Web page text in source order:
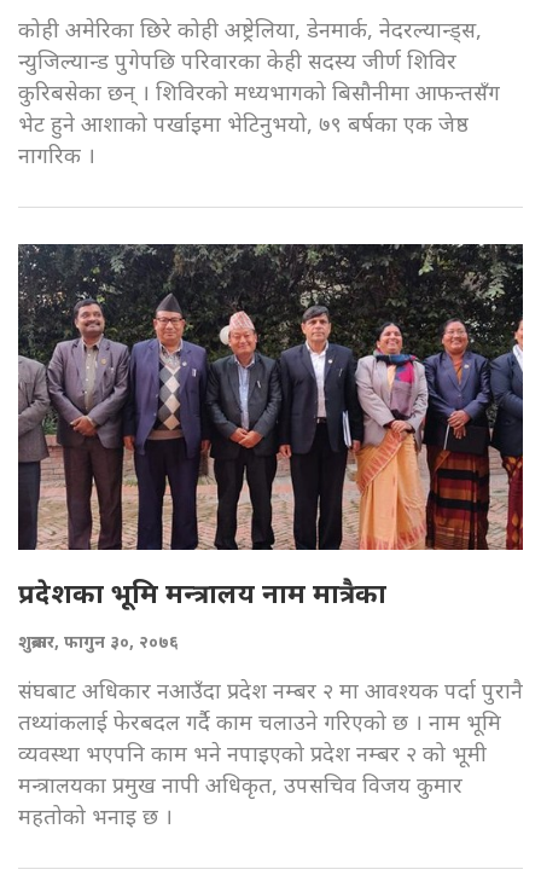
कोही अमेरिका छिरे कोही अष्ट्रेलिया, डेनमार्क, नेदरल्यान्ड्स,
न्युजिल्यान्ड पुगेपछि परिवारका केही सदस्य जीर्ण शिविर
कुरिबसेका छन् । शिविरको मध्यभागको बिसौनीमा आफन्तसँग
भेट हुने आशाको पर्खाइमा भेटिनुभयो, ७९ बर्षका एक जेष्ठ
नागरिक ।
प्रदेशका भूमि मन्त्रालय नाम मात्रैका
शुक्रबार, फागुन ३०, २०७६
संघबाट अधिकार नआउँदा प्रदेश नम्बर २ मा आवश्यक पर्दा पुरानै
तथ्यांकलाई फेरबदल गर्दै काम चलाउने गरिएको छ । नाम भूमि
व्यवस्था भएपनि काम भने नपाइएको प्रदेश नम्बर २ को भूमी
मन्त्रालयका प्रमुख नापी अधिकृत, उपसचिव विजय कुमार
महतोको भनाइ छ ।